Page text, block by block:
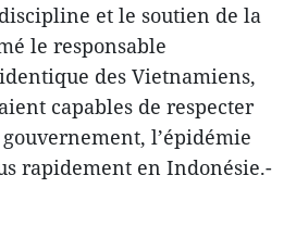
et le soutien de la
le responsable
des Vietnamiens,
capables de respecter
l’épidémie
rapidement en Indonésie.-